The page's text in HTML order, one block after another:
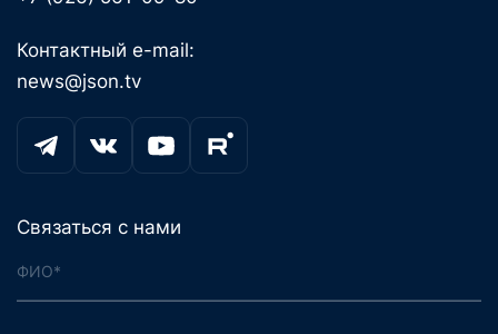
Контактный e-mail:
news@json.tv
Связаться с нами